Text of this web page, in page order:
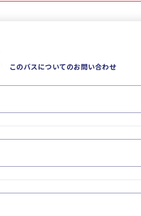
このバスについてのお問い合わせ